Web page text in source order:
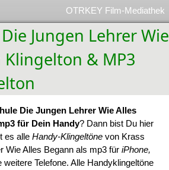
OTRKEY Film-Mediathek
Jungen Lehrer Wie
Klingelton & MP3
Die Jungen Lehrer Wie Alles
für Dein Handy? Dann bist Du hier
es alle Handy-Klingeltöne von Krass
Wie Alles Begann als mp3 für iPhone,
weitere Telefone. Alle Handyklingeltöne